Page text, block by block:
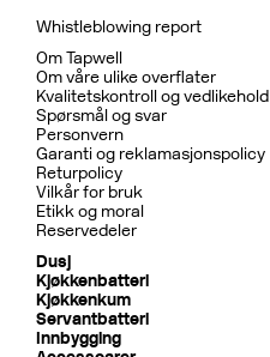
Whistleblowing report
Om Tapwell
Om våre ulike overflater
Kvalitetskontroll og vedlikehold
Spørsmål og svar
Personvern
Garanti og reklamasjonspolicy
Returpolicy
Vilkår for bruk
Etikk og moral
Reservedeler
Dusj
Kjøkkenbatteri
Kjøkkenkum
Servantbatteri
Innbygging